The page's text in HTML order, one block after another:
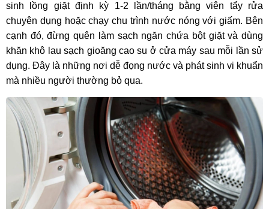
sinh lồng giặt định kỳ 1-2 lần/tháng bằng viên tẩy rửa
chuyên dụng hoặc chạy chu trình nước nóng với giấm. Bên
cạnh đó, đừng quên làm sạch ngăn chứa bột giặt và dùng
khăn khô lau sạch gioăng cao su ở cửa máy sau mỗi lần sử
dụng. Đây là những nơi dễ đọng nước và phát sinh vi khuẩn
mà nhiều người thường bỏ qua.